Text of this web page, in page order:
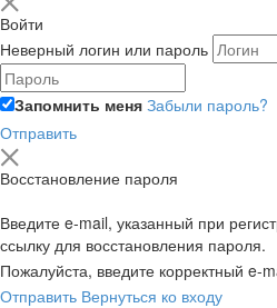
Войти
Неверный логин или пароль
Запомнить меня Забыли пароль?
Отправить
Восстановление пароля
Введите e-mail, указанный при
ссылку для восстановления пароля.
Пожалуйста, введите корректный e-
Отправить Вернуться ко входу